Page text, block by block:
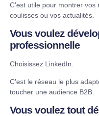
C’est utile pour montrer
coulisses ou vos actualités.
Vous voulez
professionnelle
Choisissez LinkedIn.
C’est le réseau le plus
toucher une audience B2B.
Vous voulez tout